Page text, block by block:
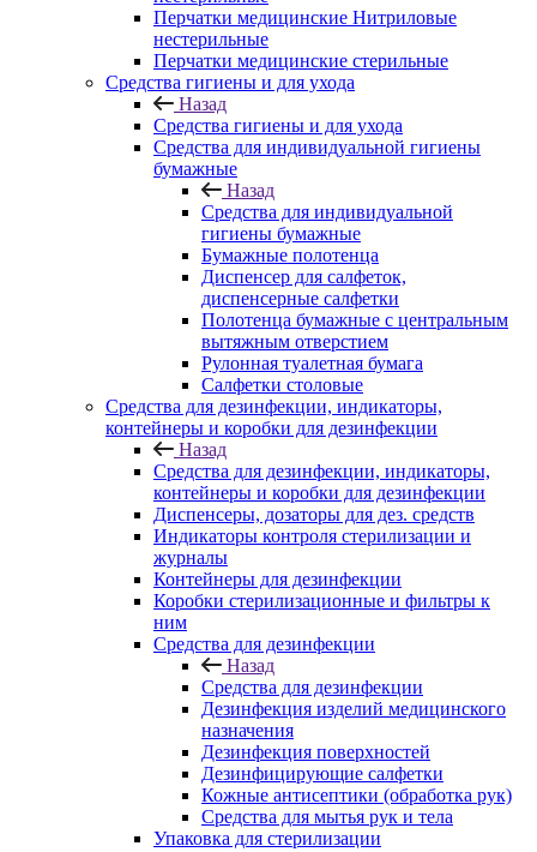
Перчатки медицинские Нитриловые
нестерильные
Перчатки медицинские стерильные
Средства гигиены и для ухода
Назад
Средства гигиены и для ухода
Средства для индивидуальной гигиены
бумажные
Назад
Средства для индивидуальной
гигиены бумажные
Бумажные полотенца
Диспенсер для салфеток,
диспенсерные салфетки
Полотенца бумажные с центральным
вытяжным отверстием
Рулонная туалетная бумага
Салфетки столовые
Средства для дезинфекции, индикаторы,
контейнеры и коробки для дезинфекции
Назад
Средства для дезинфекции, индикаторы,
контейнеры и коробки для дезинфекции
Диспенсеры, дозаторы для дез. средств
Индикаторы контроля стерилизации и
журналы
Контейнеры для дезинфекции
Коробки стерилизационные и фильтры к
ним
Средства для дезинфекции
Назад
Средства для дезинфекции
Дезинфекция изделий медицинского
назначения
Дезинфекция поверхностей
Дезинфицирующие салфетки
Кожные антисептики (обработка рук)
Средства для мытья рук и тела
Упаковка для стерилизации